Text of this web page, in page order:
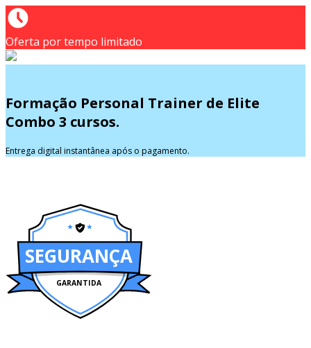
Oferta por tempo limitado
Formação Personal Trainer de Elite
Combo 3 cursos.
Entrega digital instantânea após o pagamento.
SEGURANÇA
GARANTIDA